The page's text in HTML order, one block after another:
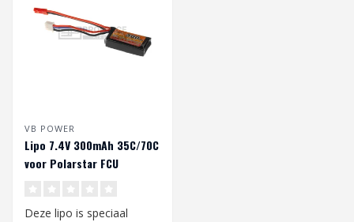
VB POWER
Lipo 7.4V 300mAh 35C/70C
voor Polarstar FCU
Deze lipo is speciaal